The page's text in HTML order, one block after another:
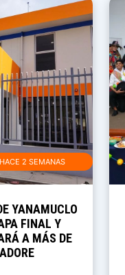
2 SEMANAS
YANAMUCLO
FINAL Y
A MÁS DE